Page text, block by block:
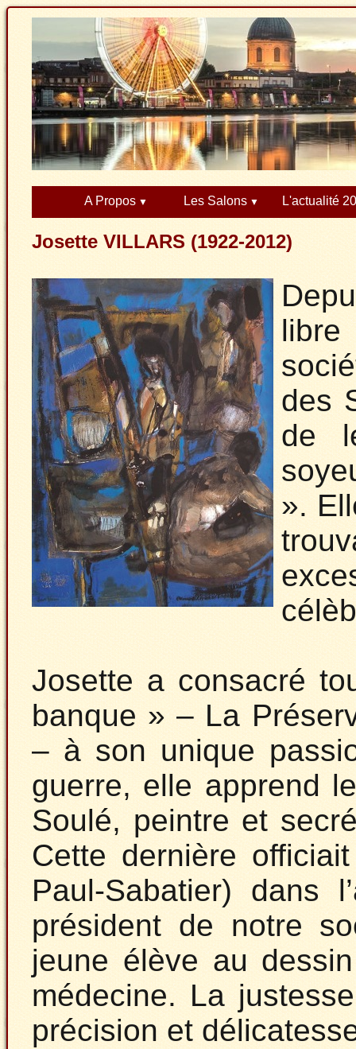
A Propos Les Salons L'actualité
Josette VILLARS (1922-2012)
des
de
».
Josette a consacré
banque » – La
– à son unique
guerre, elle apprend
Soulé, peintre et
Cette dernière
Paul-Sabatier) dans
président de notre
jeune élève au
médecine. La
précision et